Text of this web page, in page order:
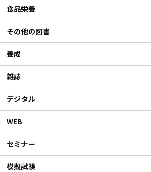
食品栄養
その他の図書
養成
雑誌
デジタル
WEB
セミナー
模擬試験